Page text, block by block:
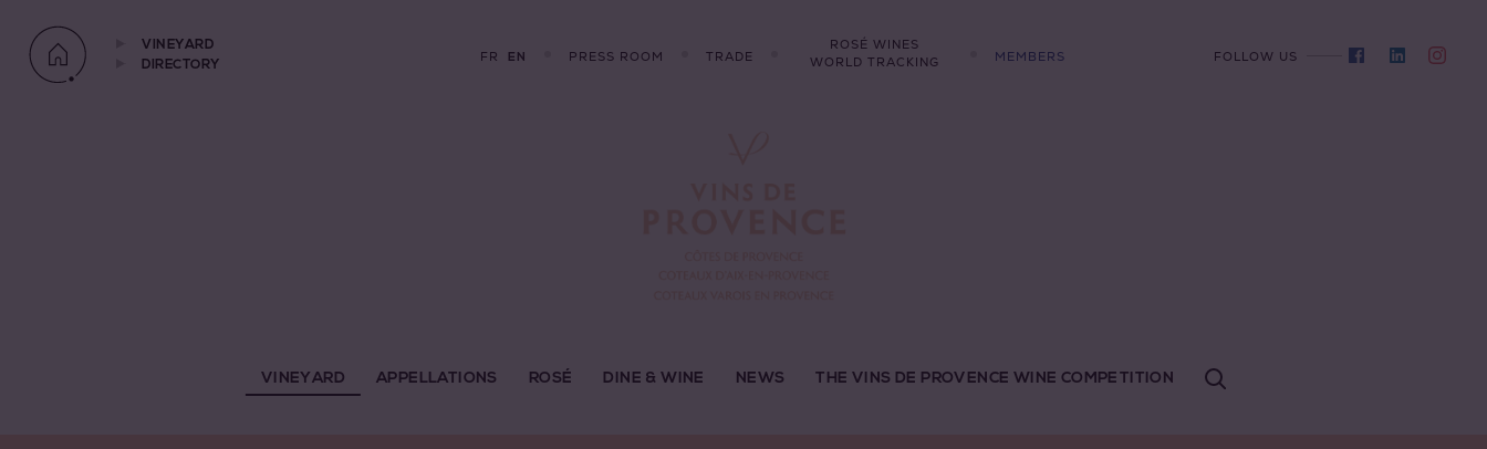
VINEYARD
DIRECTORY
FR EN PRESS ROOM TRADE
ROSÉ WINES
WORLD TRACKING
MEMBERS FOLLOW US
VINEYARD APPELLATIONS ROSÉ DINE & WINE NEWS THE VINS DE PROVENCE WINE COMPETITION